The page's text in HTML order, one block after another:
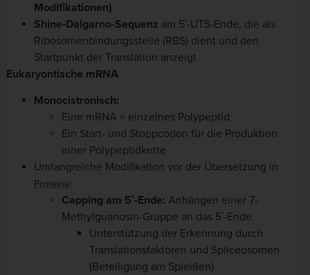
Modifikationen)
Shine-Dalgarno-Sequenz am 5′-UTS-Ende, die als
Ribosomenbindungsstelle (RBS) dient und den
Startpunkt der Translation anzeigt
Eukaryontische mRNA
Monocistronisch:
Eine mRNA = einzelnes Polypeptid
Ein Start- und Stoppcodon für die Produktion
einer Polypeptidkette
Umfangreiche Modifikation vor der Übersetzung in
Proteine:
Capping am 5′-Ende: Anhängen einer 7-
Methylguanosin-Gruppe an das 5′-Ende
Unterstützung der Erkennung durch
Translationsfaktoren und Spliceosomen
(Beteiligung am Spleißen)